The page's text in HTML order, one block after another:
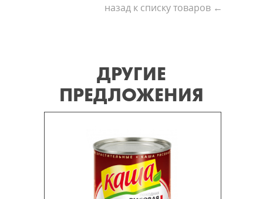
назад к списку товаров ←
ДРУГИЕ
ПРЕДЛОЖЕНИЯ